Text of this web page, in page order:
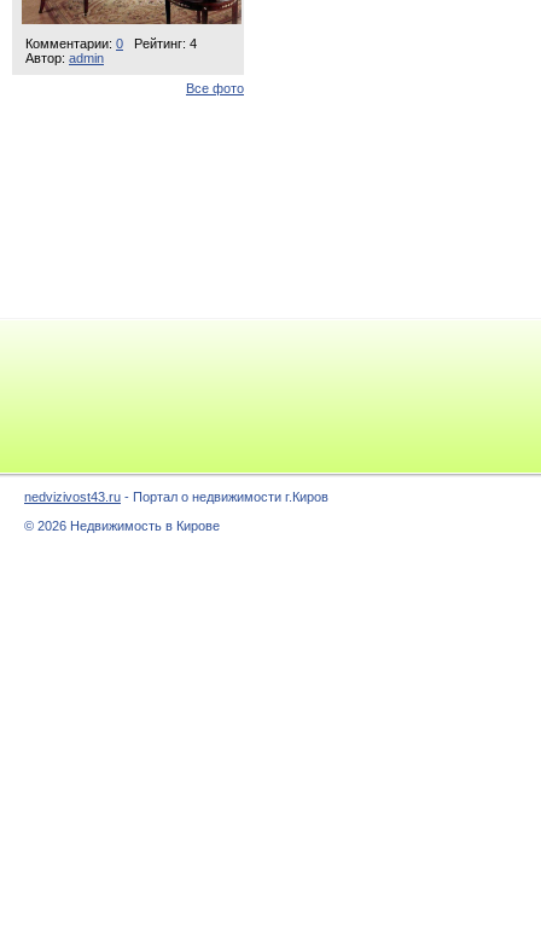
Комментарии: 0
Рейтинг: 4
Автор: admin
Все фото
nedvizivost43.ru - Портал о недвижимости г.Киров
© 2026 Недвижимость в Кирове